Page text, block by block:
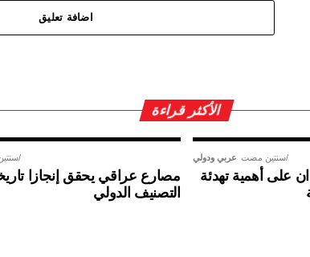
اضافة تعليق
الأكثر قراءة
مصارع عراقي يحقق إنجازا
التصنيف الدولي
عربي ودولي سنتين مضت
على أهمية تهدئة